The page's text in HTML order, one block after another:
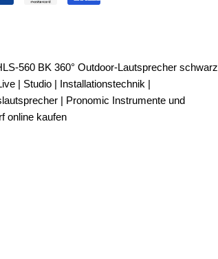
560 BK 360° Outdoor-Lautsprecher schwarz
| Studio | Installationstechnik |
| Pronomic Instrumente und
online kaufen